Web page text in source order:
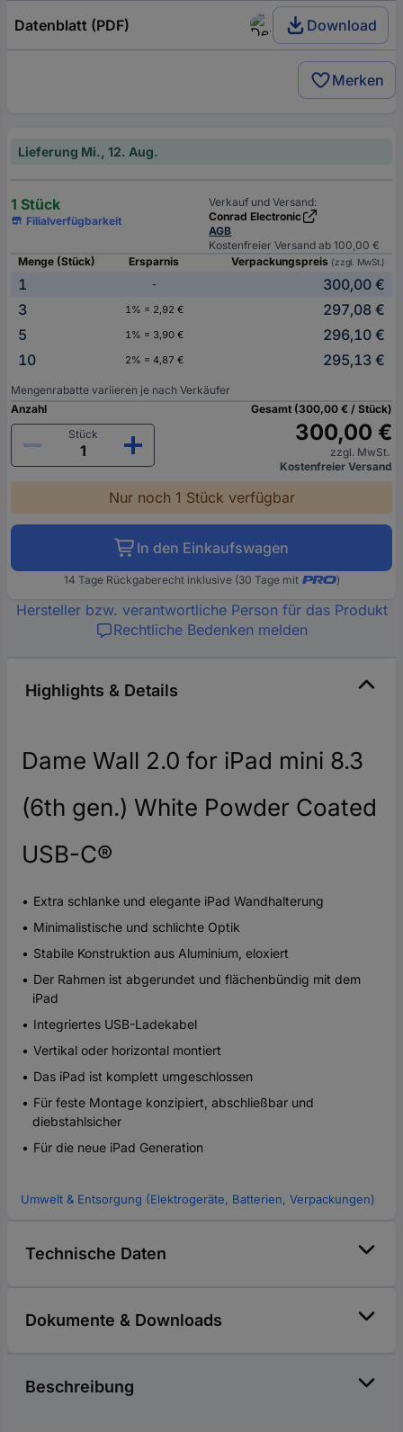
Datenblatt (PDF) Download
Merken
Lieferung Mi., 12. Aug.
1 Stück
Filialverfügbarkeit
Verkauf und Versand:
Conrad Electronic
AGB
Kostenfreier Versand ab 100,00 €
Menge (Stück)
Ersparnis Verpackungspreis (zzgl. MwSt.)
1 -
300,00 €
3
1% = 2,92 €
297,08 €
5
1% = 3,90 €
296,10 €
10
2% = 4,87 € 295,13 €
Mengenrabatte variieren je nach Verkäufer
Anzahl
Stück
Gesamt (300,00 € / Stück)
300,00 €
zzgl. MwSt.
Kostenfreier Versand
Nur noch 1 Stück verfügbar
In den Einkaufswagen
14 Tage Rückgaberecht inklusive (30 Tage mit )
Hersteller bzw. verantwortliche Person für das Produkt
Rechtliche Bedenken melden
Highlights & Details
Dame Wall 2.0 for iPad mini 8.3
(6th gen.) White Powder Coated
USB-C®
Extra schlanke und elegante iPad Wandhalterung
Minimalistische und schlichte Optik
Stabile Konstruktion aus Aluminium, eloxiert
Der Rahmen ist abgerundet und flächenbündig mit dem
iPad
Integriertes USB-Ladekabel
Vertikal oder horizontal montiert
Das iPad ist komplett umgeschlossen
Für feste Montage konzipiert, abschließbar und
diebstahlsicher
Für die neue iPad Generation
Umwelt & Entsorgung (Elektrogeräte, Batterien, Verpackungen)
Technische Daten
Dokumente & Downloads
Beschreibung